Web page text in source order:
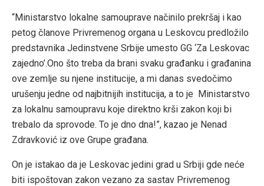
“Ministarstvo lokalne samouprave načinilo prekršaj i kao
petog članove Privremenog organa u Leskovcu predložilo
predstavnika Jedinstvene Srbije umesto GG ‘Za Leskovac
zajedno’.Ono što treba da brani svaku građanku i građanina
ove zemlje su njene institucije, a mi danas svedočimo
urušenju jedne od najbitnijih institucija, a to je Ministarstvo
za lokalnu samoupravu koje direktno krši zakon koji bi
trebalo da sprovode. To je dno dna!”, kazao je Nenad
Zdravković iz ove Grupe građana.
On je istakao da je Leskovac jedini grad u Srbiji gde neće
biti ispoštovan zakon vezano za sastav Privremenog